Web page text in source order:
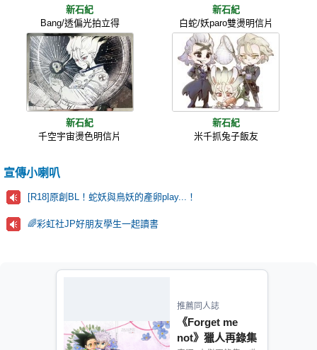
新石紀
Bang/透偏光拍立得
新石紀
白蛇/妖paro雙燙明信片
新石紀
千空宇宙燙色明信片
新石紀
米千抓兔子飯友
宣傳小喇叭
[R18]原創BL！蛇妖與鳥妖的產卵play...！
🌈彩虹社JP好朋友學生一起讀書
推薦同人誌
《Forget me
not》獵人再錄集